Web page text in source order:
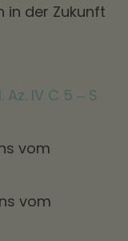
in der Zukunft
Az. IV C 5 ‒ S
vom
vom